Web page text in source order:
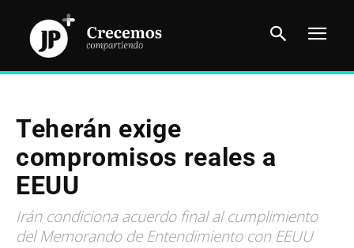
Teherán exige
compromisos reales a
EEUU
Irán condiciona acuerdo final al cumplimiento
del Memorando de Entendimiento con EEUU